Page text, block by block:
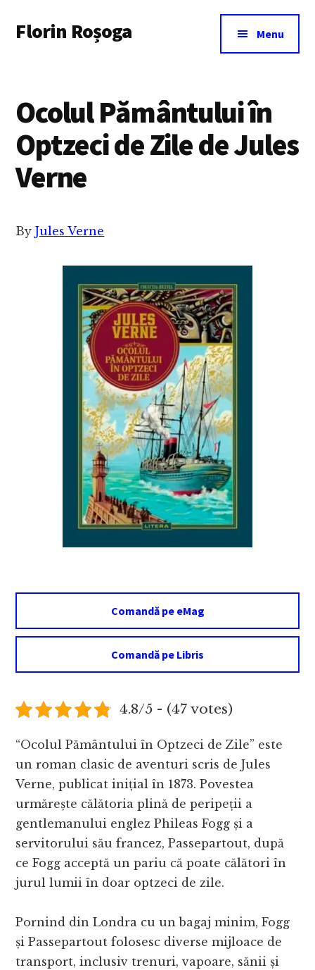
main
menu
Florin Roșoga Menu
Ocolul Pământului în
Optzeci de Zile de Jules
Verne
ByJules Verne
Comandă pe eMag
Comandă pe Libris
4.8/5 - (47 votes)
“Ocolul Pământului în Optzeci de Zile” este
un roman clasic de aventuri scris de Jules
Verne, publicat inițial în 1873. Povestea
urmărește călătoria plină de peripeții a
gentlemanului englez Phileas Fogg și a
servitorului său francez, Passepartout, după
ce Fogg acceptă un pariu că poate călători în
jurul lumii în doar optzeci de zile.
Pornind din Londra cu un bagaj minim, Fogg
și Passepartout folosesc diverse mijloace de
transport, inclusiv trenuri, vapoare, sănii și